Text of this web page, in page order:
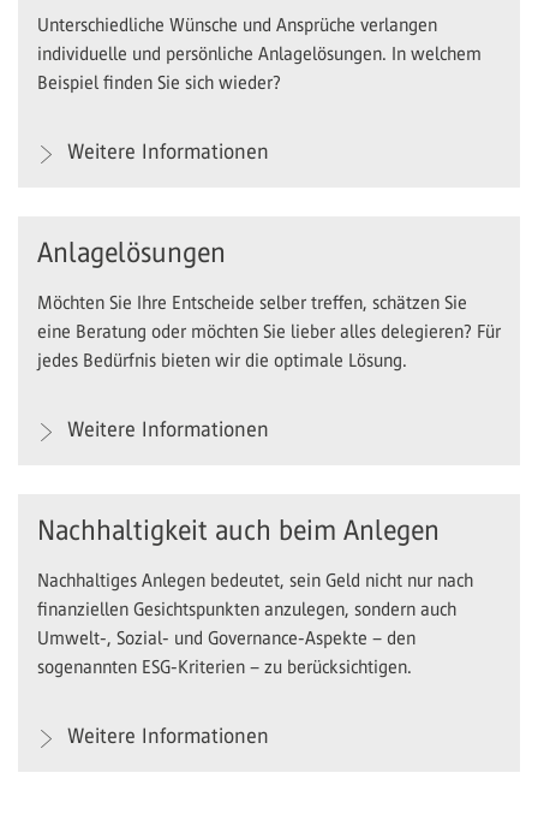
Unterschiedliche Wünsche und Ansprüche verlangen
individuelle und persönliche Anlagelösungen. In welchem
Beispiel finden Sie sich wieder?
Weitere Informationen
Anlagelösungen
Möchten Sie Ihre Entscheide selber treffen, schätzen Sie
eine Beratung oder möchten Sie lieber alles delegieren? Für
jedes Bedürfnis bieten wir die optimale Lösung.
Weitere Informationen
Nachhaltigkeit auch beim Anlegen
Nachhaltiges Anlegen bedeutet, sein Geld nicht nur nach
finanziellen Gesichtspunkten anzulegen, sondern auch
Umwelt-, Sozial- und Governance-Aspekte – den
sogenannten ESG-Kriterien – zu berücksichtigen.
Weitere Informationen